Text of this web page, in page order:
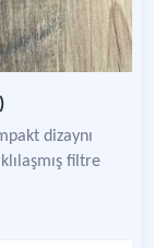
dizaynı
filtre